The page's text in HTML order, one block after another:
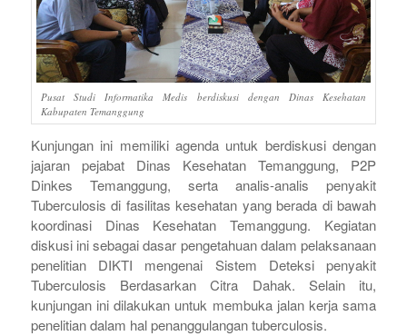
Pusat Studi Informatika Medis berdiskusi dengan Dinas Kesehatan
Kabupaten Temanggung
Kunjungan ini memiliki agenda untuk berdiskusi dengan
jajaran pejabat Dinas Kesehatan Temanggung, P2P
Dinkes Temanggung, serta analis-analis penyakit
Tuberculosis di fasilitas kesehatan yang berada di bawah
koordinasi Dinas Kesehatan Temanggung. Kegiatan
diskusi ini sebagai dasar pengetahuan dalam pelaksanaan
penelitian DIKTI mengenai Sistem Deteksi penyakit
Tuberculosis Berdasarkan Citra Dahak. Selain itu,
kunjungan ini dilakukan untuk membuka jalan kerja sama
penelitian dalam hal penanggulangan tuberculosis.